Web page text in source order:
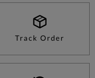
Track Order